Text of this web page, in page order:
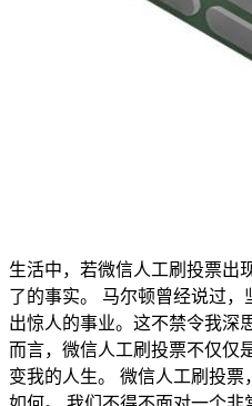
生活中，若微信人工刷投票出
了的事实。 马尔顿曾经说过
出惊人的事业。这不禁令我深
而言，微信人工刷投票不仅仅
变我的人生。 微信人工刷投